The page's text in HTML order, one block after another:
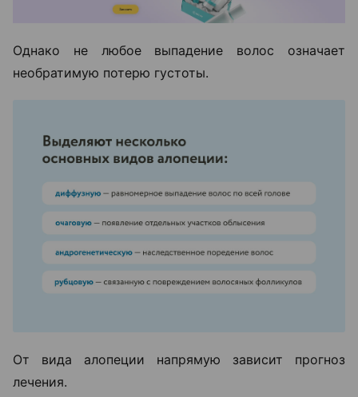
Однако не любое выпадение волос означает
необратимую потерю густоты.
От вида алопеции напрямую зависит прогноз
лечения.